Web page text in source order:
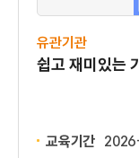
유관기관
쉽고 재미있는
교육기간